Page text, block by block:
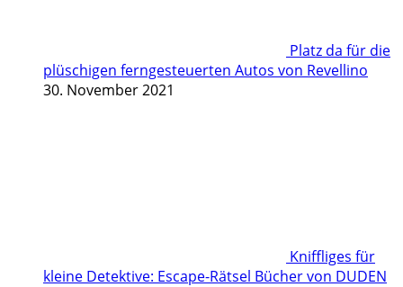
Platz da für die
plüschigen ferngesteuerten Autos von Revellino
30. November 2021
Kniffliges für
kleine Detektive: Escape-Rätsel Bücher von DUDEN